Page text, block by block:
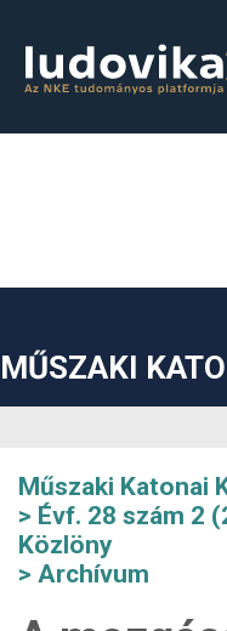
MŰSZAKI
Műszaki Katonai
Évf. 28 szám 2
Közlöny
Archívum